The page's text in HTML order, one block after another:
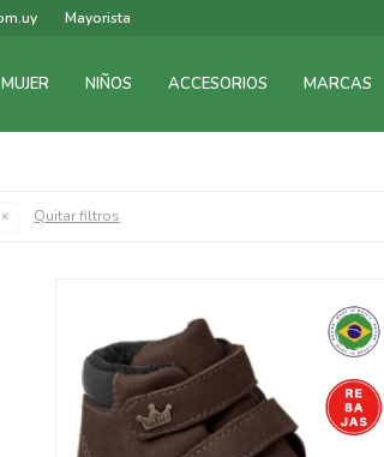
MUJER NIÑOS ACCESORIOS MARCAS
Mayorista
Quitar filtros